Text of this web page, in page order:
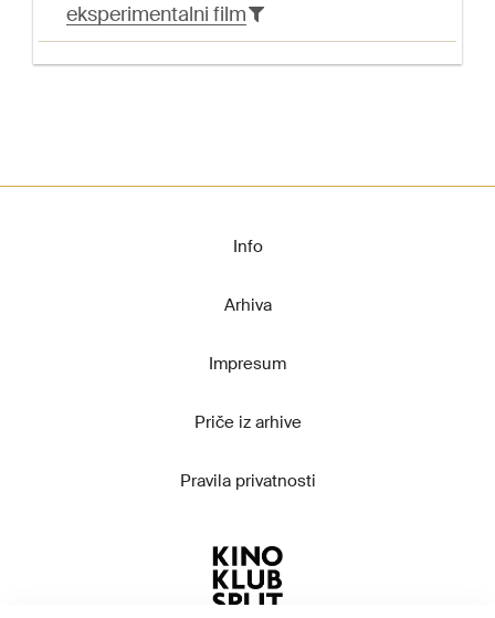
eksperimentalni film
Info
Arhiva
Impresum
Priče iz arhive
Pravila privatnosti